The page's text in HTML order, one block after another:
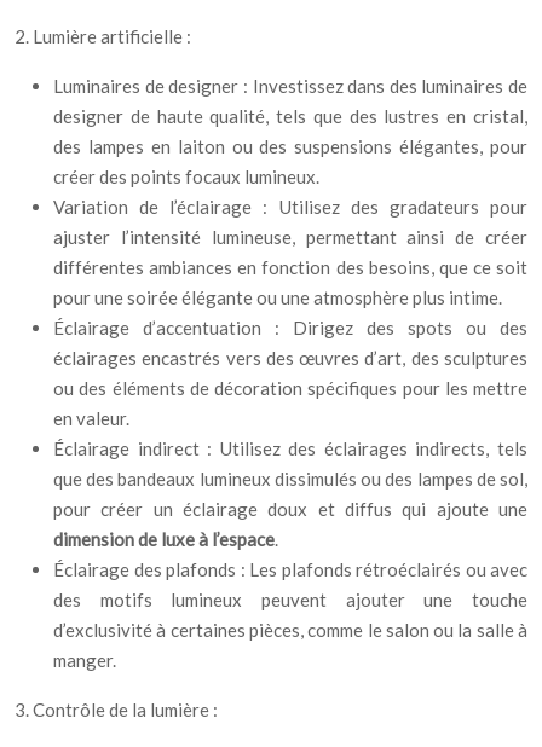
2. Lumière artificielle :
Luminaires de designer : Investissez dans des luminaires de
designer de haute qualité, tels que des lustres en cristal,
des lampes en laiton ou des suspensions élégantes, pour
créer des points focaux lumineux.
Variation de l’éclairage : Utilisez des gradateurs pour
ajuster l’intensité lumineuse, permettant ainsi de créer
différentes ambiances en fonction des besoins, que ce soit
pour une soirée élégante ou une atmosphère plus intime.
Éclairage d’accentuation : Dirigez des spots ou des
éclairages encastrés vers des œuvres d’art, des sculptures
ou des éléments de décoration spécifiques pour les mettre
en valeur.
Éclairage indirect : Utilisez des éclairages indirects, tels
que des bandeaux lumineux dissimulés ou des lampes de sol,
pour créer un éclairage doux et diffus qui ajoute une
dimension de luxe à l’espace.
Éclairage des plafonds : Les plafonds rétroéclairés ou avec
des motifs lumineux peuvent ajouter une touche
d’exclusivité à certaines pièces, comme le salon ou la salle à
manger.
3. Contrôle de la lumière :